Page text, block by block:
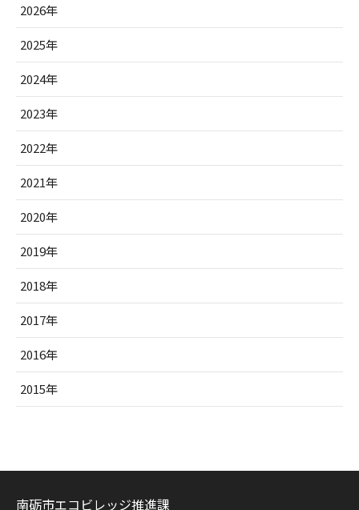
2026年
2025年
2024年
2023年
2022年
2021年
2020年
2019年
2018年
2017年
2016年
2015年
南砺市エコビレッジ推進課